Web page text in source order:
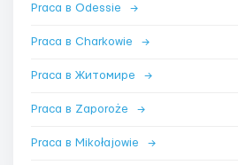
Praca в Odessie →
Praca в Charkowie →
Praca в Житомире →
Praca в Zaporoże →
Praca в Mikołajowie →